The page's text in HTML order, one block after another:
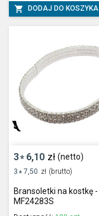
 DODAJ DO KOSZYKA
3* 6,10 zł (netto)
3 * 7,50 zł (brutto)
Bransoletki na kostkę -
MF24283S